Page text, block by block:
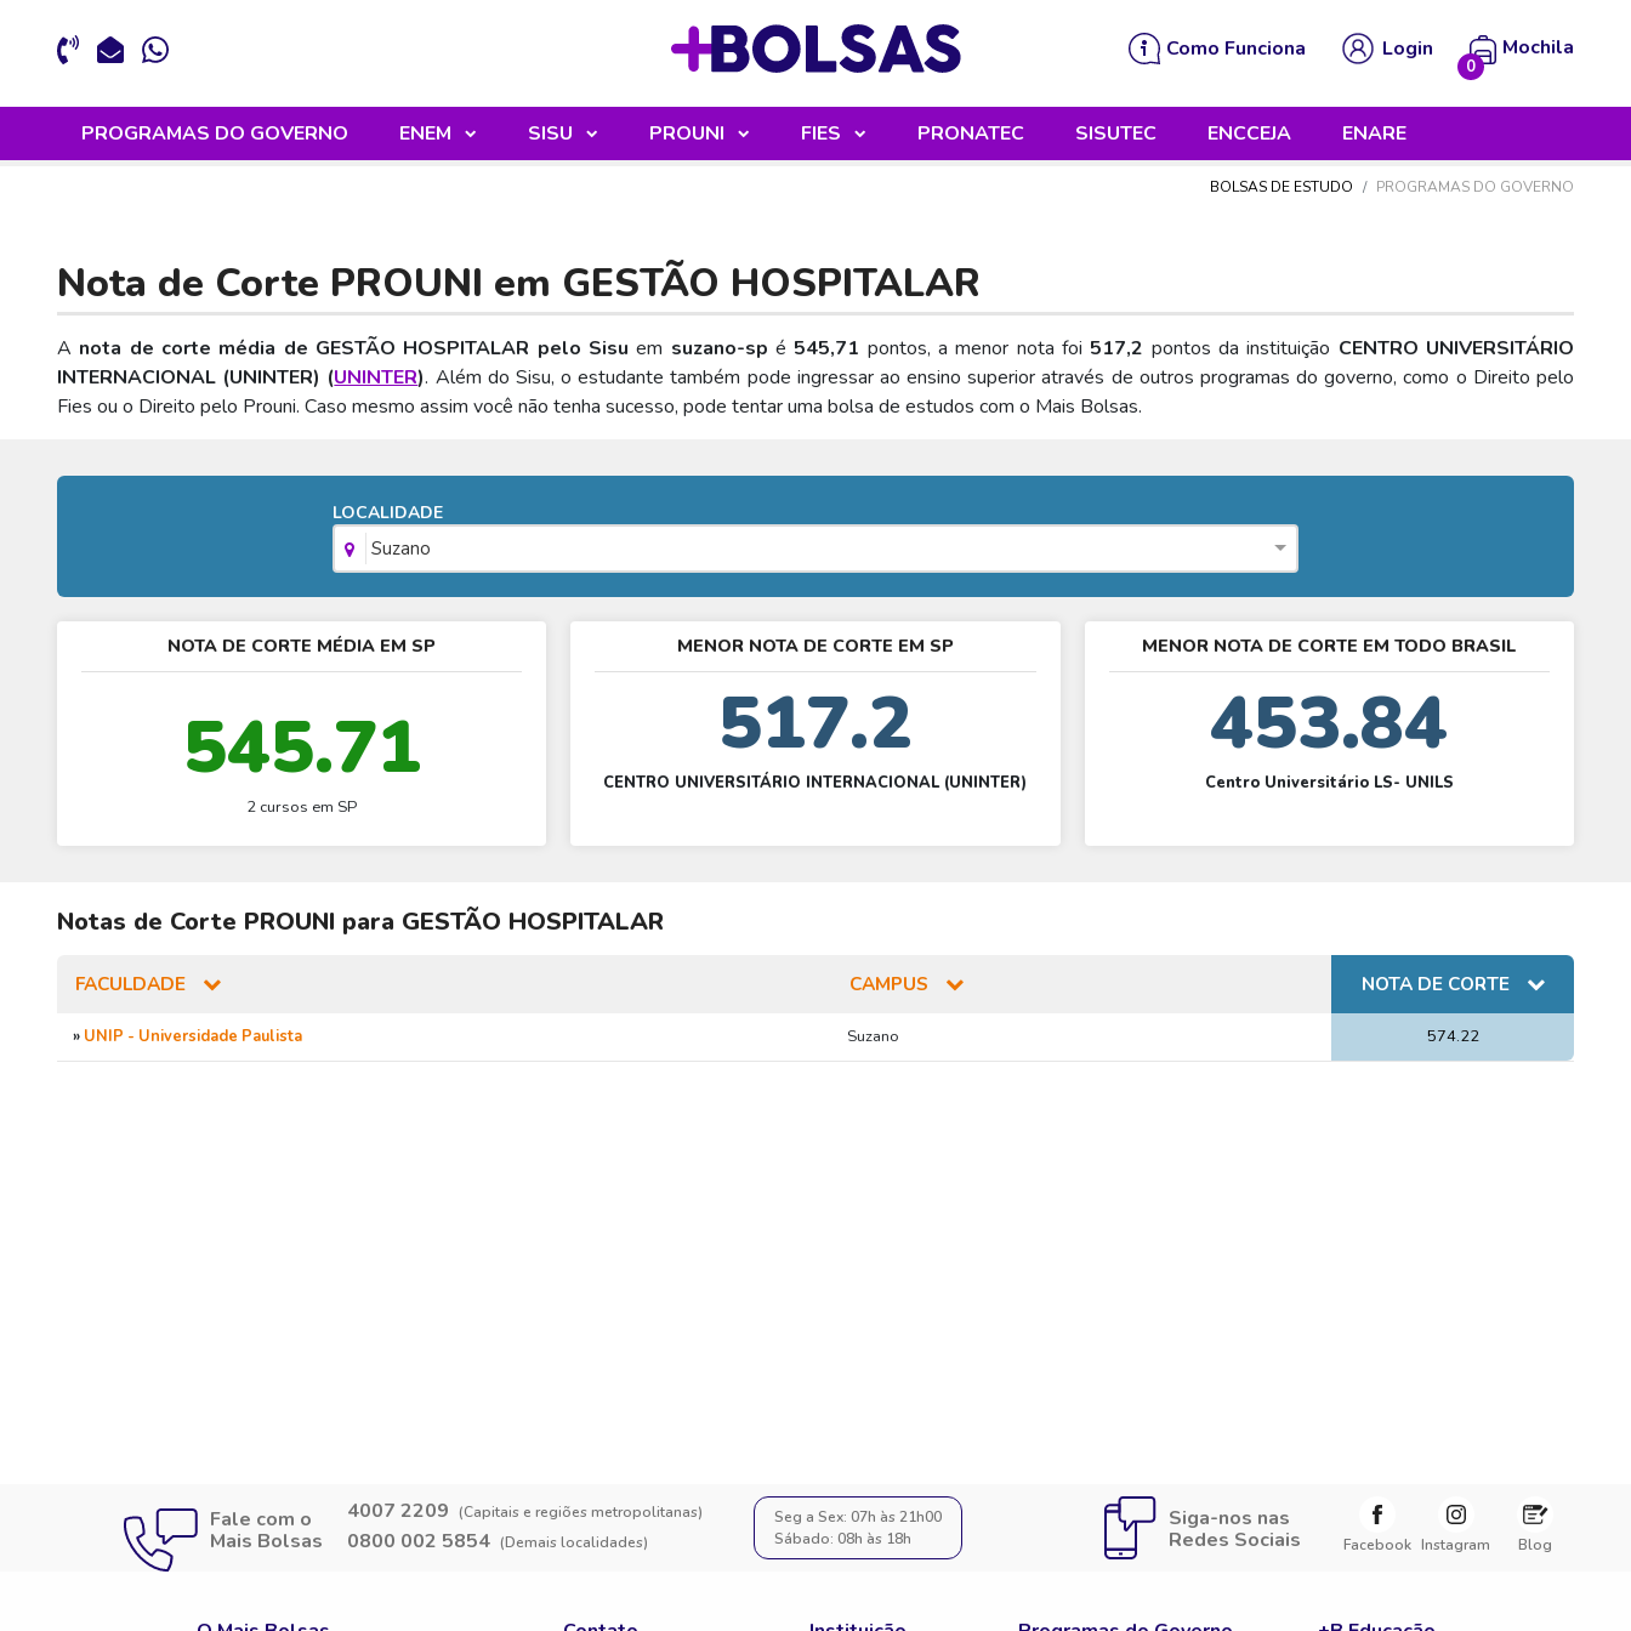
Como Funciona Login Mochila
0
PROGRAMAS DO GOVERNO ENEM SISU PROUNI FIES PRONATEC SISUTEC ENCCEJA ENARE
BOLSAS DE ESTUDO PROGRAMAS DO GOVERNO
Nota de Corte PROUNI em GESTÃO HOSPITALAR
A nota de corte média de GESTÃO HOSPITALAR pelo Sisu em suzano-sp é 545,71 pontos, a menor nota foi 517,2 pontos da instituição CENTRO UNIVERSITÁRIO
INTERNACIONAL (UNINTER) (UNINTER). Além do Sisu, o estudante também pode ingressar ao ensino superior através de outros programas do governo, como o Direito pelo
Fies ou o Direito pelo Prouni. Caso mesmo assim você não tenha sucesso, pode tentar uma bolsa de estudos com o Mais Bolsas.
LOCALIDADE
Suzano
NOTA DE CORTE MÉDIA EM SP
545.71
2 cursos em SP
MENOR NOTA DE CORTE EM SP
517.2
CENTRO UNIVERSITÁRIO INTERNACIONAL (UNINTER)
MENOR NOTA DE CORTE EM TODO BRASIL
453.84
Centro Universitário LS- UNILS
Notas de Corte PROUNI para GESTÃO HOSPITALAR
FACULDADE CAMPUS NOTA DE CORTE
» UNIP - Universidade Paulista Suzano 574.22
Fale com o
Mais Bolsas
4007 2209 (Capitais e regiões metropolitanas)
0800 002 5854 (Demais localidades)
Seg a Sex: 07h às 21h00
Sábado: 08h às 18h
Siga-nos nas
Redes Sociais
Facebook Instagram Blog